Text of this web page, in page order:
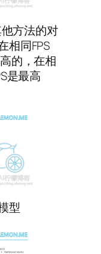
方法的对
相同FPS
的，在相
是最高
型